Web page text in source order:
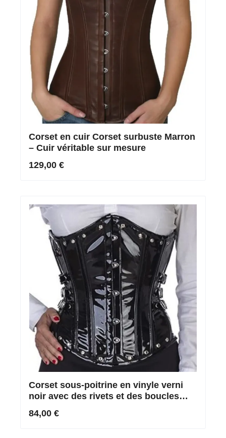
Corset en cuir Corset surbuste Marron
– Cuir véritable sur mesure
129,00 €
Corset sous-poitrine en vinyle verni
noir avec des rivets et des boucles
verni noir en ligne
84,00 €